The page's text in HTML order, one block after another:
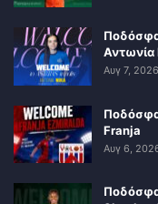
Αντωνία
Αυγ 7, 2026
Franja
Αυγ 6,